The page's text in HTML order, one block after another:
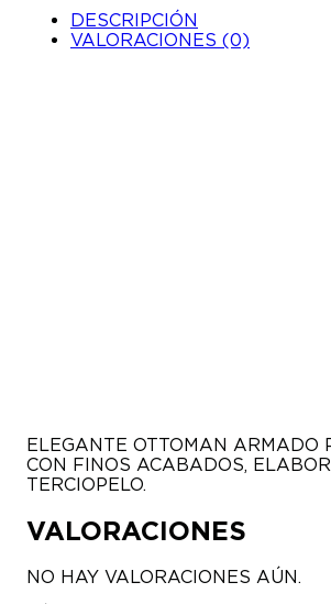
DESCRIPCIÓN
VALORACIONES (0)
ELEGANTE OTTOMAN ARMADO
CON FINOS ACABADOS,
TERCIOPELO.
VALORACIONES
NO HAY VALORACIONES AÚN.